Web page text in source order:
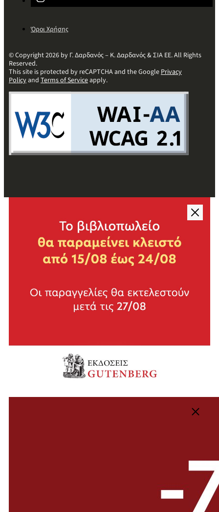
Όροι Χρήσης
© Copyright 2026 by Γ. Δαρδανός – Κ. Δαρδανός & ΣΙΑ ΕΕ. All Rights
Reserved.
This site is protected by reCAPTCHA and the GooglePrivacy
Policyand Terms of Serviceapply.